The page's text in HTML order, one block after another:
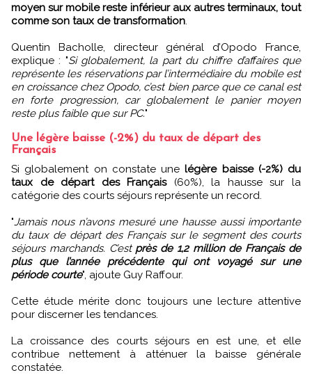
moyen sur mobile reste inférieur aux autres terminaux, tout
comme son taux de transformation.
Quentin Bacholle, directeur général d’Opodo France,
explique : "Si globalement, la part du chiffre d’affaires que
représente les réservations par l’intermédiaire du mobile est
en croissance chez Opodo, c’est bien parce que ce canal est
en forte progression, car globalement le panier moyen
reste plus faible que sur PC."
Une légère baisse (-2%) du taux de départ des
Français
Si globalement on constate unelégère baisse (-2%) du
taux de départ des Français(60%), la hausse sur la
catégorie des courts séjours représente un record.
"Jamais nous n’avons mesuré une hausse aussi importante
du taux de départ des Français sur le segment des courts
séjours marchands. C’est près de 1,2 million de Français de
plus que l’année précédente qui ont voyagé sur une
période courte", ajoute Guy Raffour.
Cette étude mérite donc toujours une lecture attentive
pour discerner les tendances.
La croissance des courts séjours en est une, et elle
contribue nettement à atténuer la baisse générale
constatée.